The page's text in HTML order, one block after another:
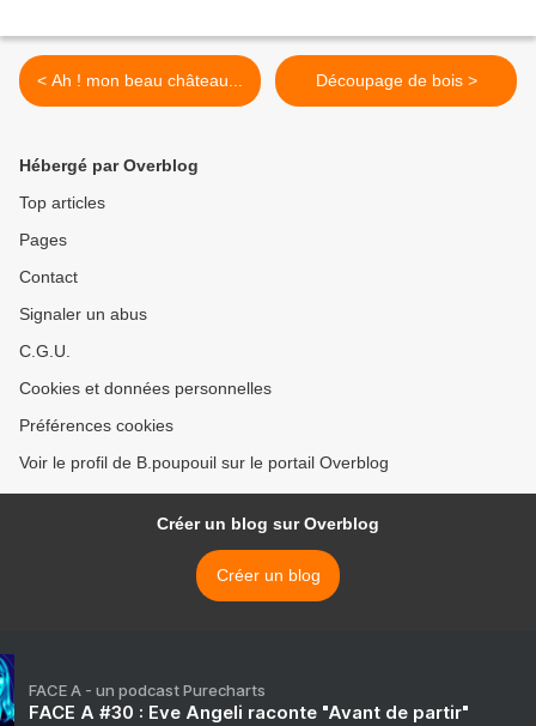
< Ah ! mon beau château... Découpage de bois >
Hébergé par Overblog
Top articles
Pages
Contact
Signaler un abus
C.G.U.
Cookies et données personnelles
Préférences cookies
Voir le profil de B.poupouil sur le portail Overblog
Créer un blog sur Overblog
Créer un blog
FACE A - un podcast Purecharts
FACE A #30 : Eve Angeli raconte "Avant de partir"